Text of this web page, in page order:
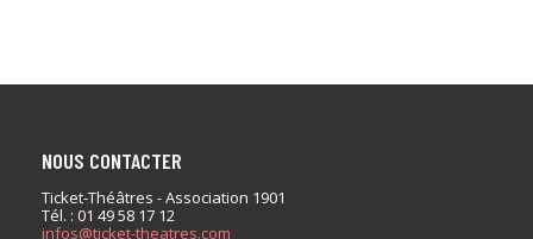
ACCESSIBILITÉ
NOUS CONTACTER
Ticket-Théâtres - Association 1901
Tél. : 01 49 58 17 12
infos@ticket-theatres.com